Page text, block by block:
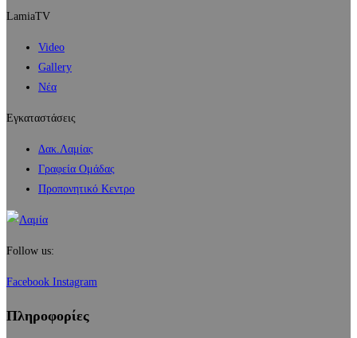
LamiaTV
Video
Gallery
Νέα
Εγκαταστάσεις
Δακ.Λαμίας
Γραφεία Ομάδας
Προπονητικό Κεντρο
Follow us:
Facebook Instagram
Πληροφορίες